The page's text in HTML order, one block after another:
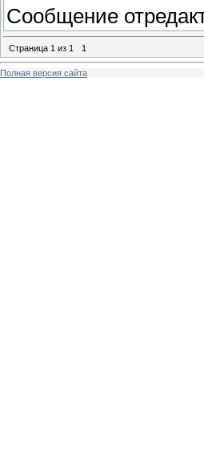
Сообщение
Страница 1 из 1 1
Полная версия сайта